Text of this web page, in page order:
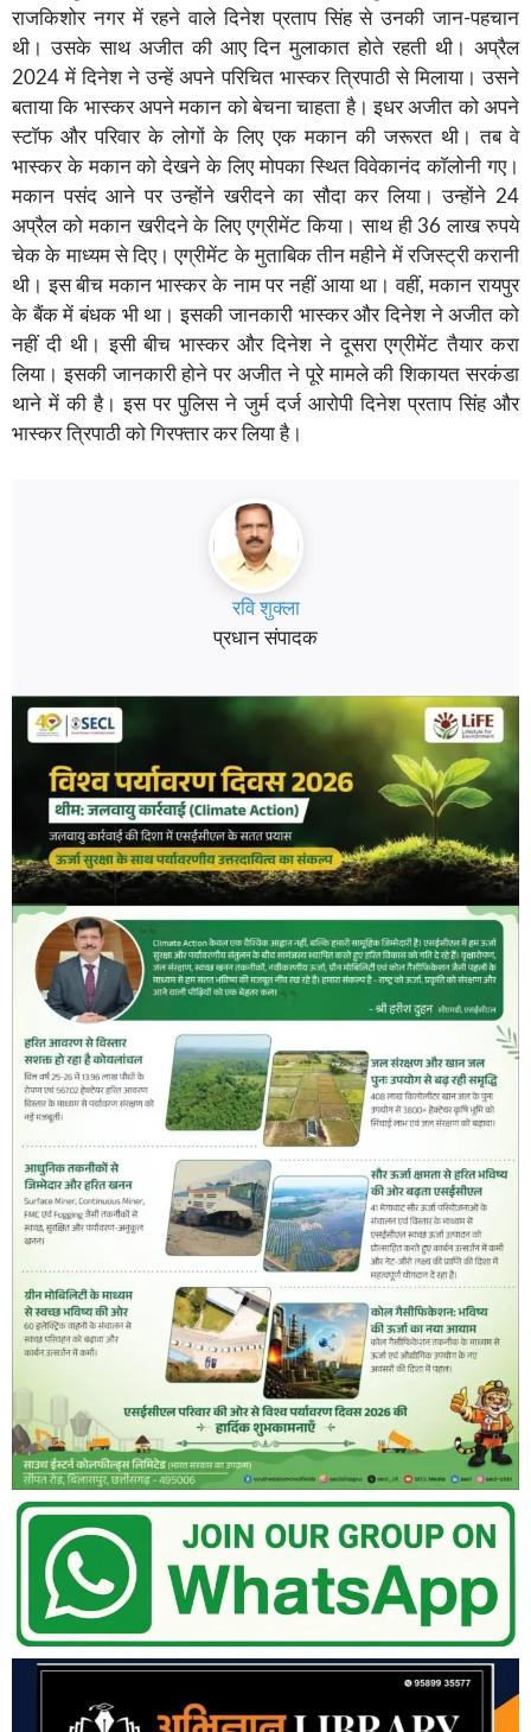
राजकिशोर नगर में रहने वाले दिनेश प्रताप सिंह से उनकी जान-पहचान
थी। उसके साथ अजीत की आए दिन मुलाकात होते रहती थी। अप्रैल
2024 में दिनेश ने उन्हें अपने परिचित भास्कर त्रिपाठी से मिलाया। उसने
बताया कि भास्कर अपने मकान को बेचना चाहता है। इधर अजीत को अपने
स्टाॅफ और परिवार के लोगों के लिए एक मकान की जरूरत थी। तब वे
भास्कर के मकान को देखने के लिए मोपका स्थित विवेकानंद काॅलोनी गए।
मकान पसंद आने पर उन्होंने खरीदने का सौदा कर लिया। उन्होंने 24
अप्रैल को मकान खरीदने के लिए एग्रीमेंट किया। साथ ही 36 लाख रुपये
चेक के माध्यम से दिए। एग्रीमेंट के मुताबिक तीन महीने में रजिस्ट्री करानी
थी। इस बीच मकान भास्कर के नाम पर नहीं आया था। वहीं, मकान रायपुर
के बैंक में बंधक भी था। इसकी जानकारी भास्कर और दिनेश ने अजीत को
नहीं दी थी। इसी बीच भास्कर और दिनेश ने दूसरा एग्रीमेंट तैयार करा
लिया। इसकी जानकारी होने पर अजीत ने पूरे मामले की शिकायत सरकंडा
थाने में की है। इस पर पुलिस ने जुर्म दर्ज आरोपी दिनेश प्रताप सिंह और
भास्कर त्रिपाठी को गिरफ्तार कर लिया है।
रवि शुक्ला
प्रधान संपादक